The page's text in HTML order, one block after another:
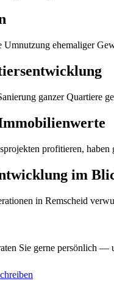
ehemaliger
ganzer Quartiere
profitieren,
im
in Remscheid
Sie gerne persönlich —